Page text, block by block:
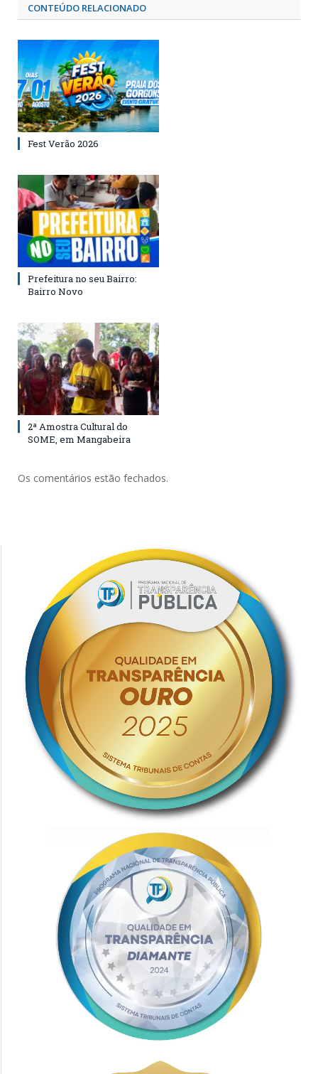
CONTEÚDO RELACIONADO
Fest Verão 2026
Prefeitura no seu Bairro:
Bairro Novo
2ª Amostra Cultural do
SOME, em Mangabeira
Os comentários estão fechados.